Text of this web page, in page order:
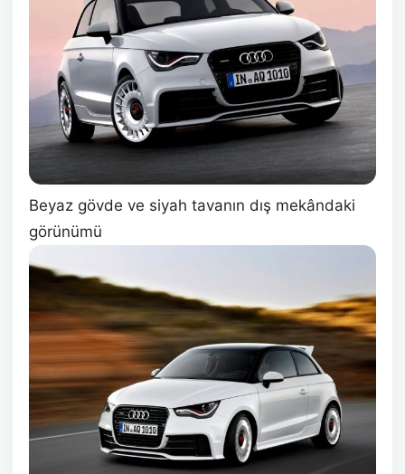
Beyaz gövde ve siyah tavanın dış mekândaki
görünümü